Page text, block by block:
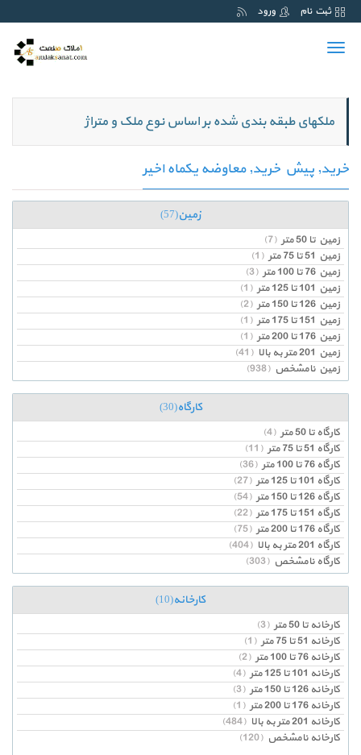
ثبت نام ورود
Toggle
ملکهای طبقه بندی شده بر اساس نوع ملک و متراژ
خرید, پیش خرید, معاوضه یکماه اخیر
زمین(57)
زمین تا 50 متر
(7)
زمین 51 تا 75 متر
(1)
زمین 76 تا 100 متر
(3)
زمین 101 تا 125 متر
(1)
زمین 126 تا 150 متر
(2)
زمین 151 تا 175 متر
(1)
زمین 176 تا 200 متر
(1)
زمین 201 متر به بالا
(41)
زمین نامشخص (938)
کارگاه(30)
کارگاه تا 50 متر
(4)
کارگاه 51 تا 75 متر
(11)
کارگاه 76 تا 100 متر
(36)
کارگاه 101 تا 125 متر
(27)
کارگاه 126 تا 150 متر
(54)
کارگاه 151 تا 175 متر
(22)
کارگاه 176 تا 200 متر
(75)
کارگاه 201 متر به بالا
(404)
کارگاه نامشخص (303)
کارخانه(10)
کارخانه تا 50 متر
(3)
کارخانه 51 تا 75 متر
(1)
کارخانه 76 تا 100 متر
(2)
کارخانه 101 تا 125 متر
(4)
کارخانه 126 تا 150 متر
(3)
کارخانه 176 تا 200 متر
(1)
کارخانه 201 متر به بالا
(484)
کارخانه نامشخص (120)